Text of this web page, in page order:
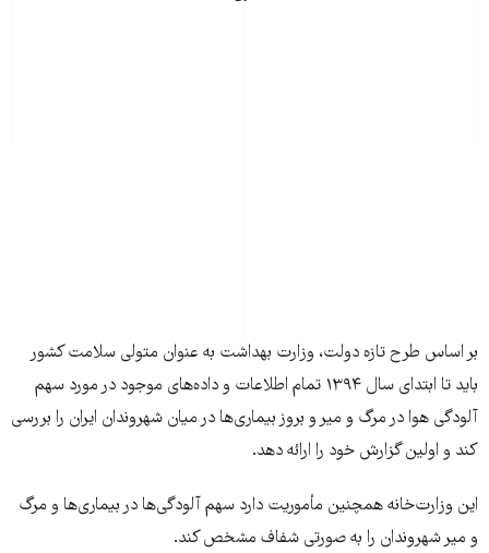
بر اساس طرح تازه دولت، وزارت بهداشت به عنوان متولی سلامت کشور
باید تا ابتدای سال ۱۳۹۴ تمام اطلاعات و داده‌های موجود در مورد سهم
آلودگی هوا در مرگ و میر و بروز بیماری‌ها در میان شهروندان ایران را بررسی
کند و اولین گزارش خود را ارائه دهد.
این وزارت‌خانه همچنین مأموریت دارد سهم آلودگی‌ها در بیماری‌ها و مرگ
و میر شهروندان را به صورتی شفاف مشخص کند.